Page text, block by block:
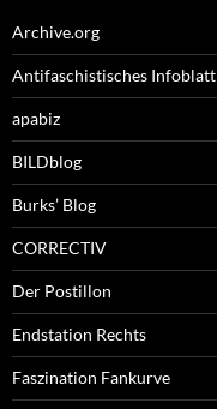
Archive.org
Antifaschistisches Infoblatt
apabiz
BILDblog
Burks’ Blog
CORRECTIV
Der Postillon
Endstation Rechts
Faszination Fankurve